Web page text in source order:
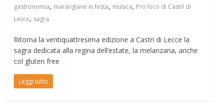
gastronomia, marangiane in festa, musica, Pro loco di Castrì di
Lecce, sagra
Ritorna la ventiquattresima edizione a Castri di Lecce la
sagra dedicata alla regina dell’estate, la melanzana, anche
col gluten free
Leggi tutto